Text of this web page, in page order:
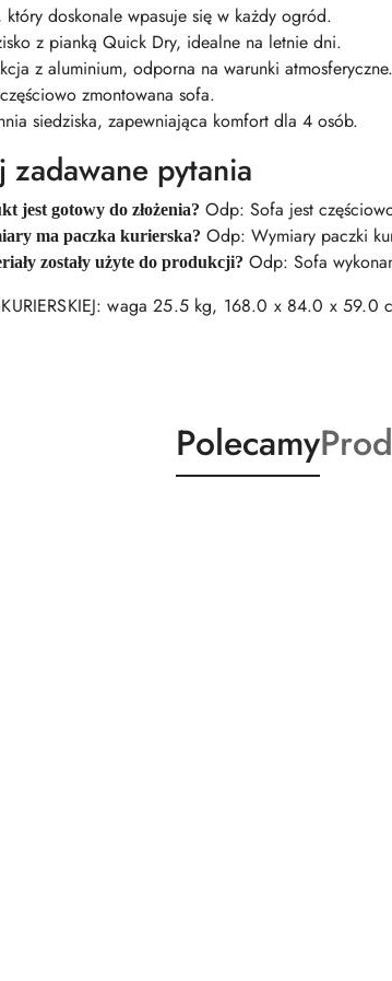
który doskonale wpasuje się w każdy ogród.
z pianką Quick Dry, idealne na letnie dni.
z aluminium, odporna na warunki atmosferyczne.
zmontowana sofa.
siedziska, zapewniająca komfort dla 4 osób.
zadawane pytania
jest gotowy do złożenia? Odp: Sofa jest
ma paczka kurierska? Odp: Wymiary paczki
zostały użyte do produkcji? Odp: Sofa
waga 25.5 kg, 168.0 x 84.0 x 59.0
Produkty
o
Polecamy
o